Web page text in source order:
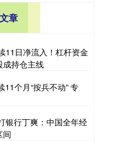
章
11日净流入！杠杆资金
成持仓主线
个月“按兵不动” 专
银行丁爽：中国全年经
间